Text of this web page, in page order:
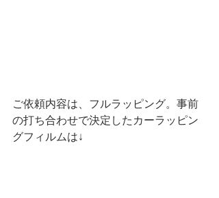
ご依頼内容は、フルラッピング。事前
の打ち合わせで決定したカーラッピン
グフィルムは↓